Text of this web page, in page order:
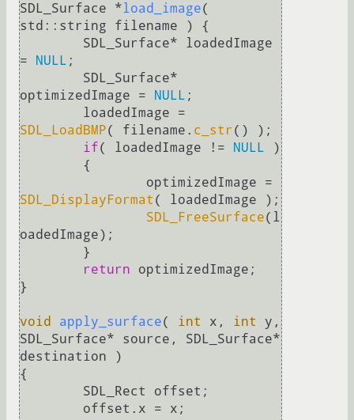
SDL_Surface *load_image(
std::string filename )
{
=
NULL ;
optimizedImage =
NULL ;
SDL_LoadBMP( filename. c_str() );
if( loadedImage != NULL )
SDL_DisplayFormat ( loadedImage );
SDL_FreeSurface(l
oadedImage);
return optimizedImage;
}
void apply_surface( int x, int
y,
SDL_Surface* source, SDL_Surface*
destination )
{